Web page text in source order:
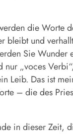
die Worte
bleibt und
Sie
„voces
Leib. Das ist
– die des
in dieser